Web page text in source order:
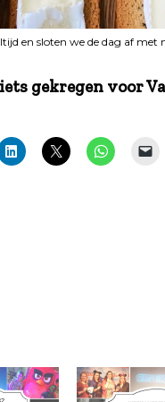
en sloten we de dag af met
gekregen voor